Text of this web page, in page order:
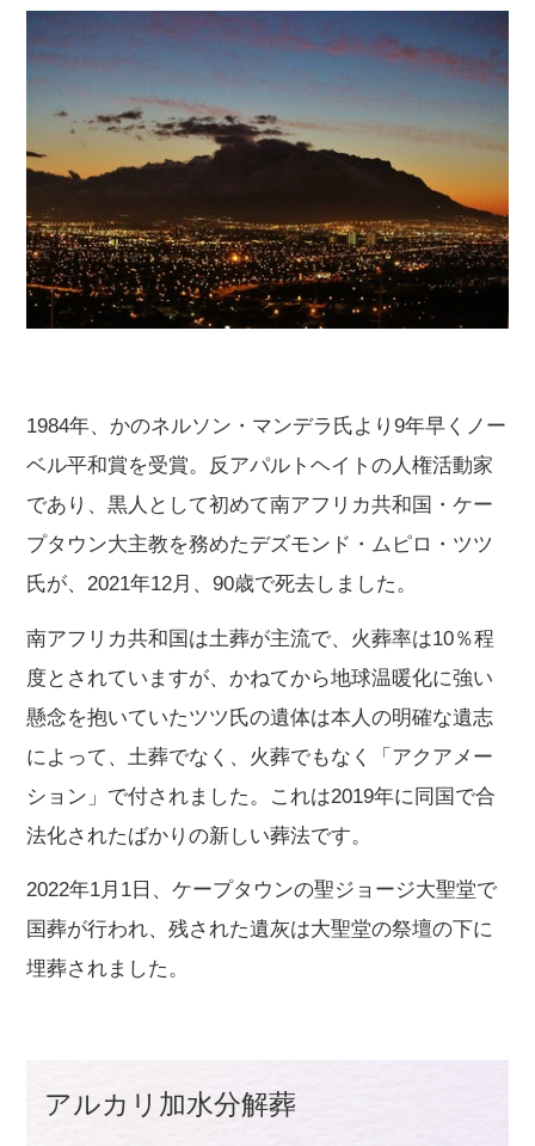
1984年、かのネルソン・マンデラ氏より9年早くノー
ベル平和賞を受賞。反アパルトヘイトの人権活動家
であり、黒人として初めて南アフリカ共和国・ケー
プタウン大主教を務めたデズモンド・ムピロ・ツツ
氏が、2021年12月、90歳で死去しました。
南アフリカ共和国は土葬が主流で、火葬率は10％程
度とされていますが、かねてから地球温暖化に強い
懸念を抱いていたツツ氏の遺体は本人の明確な遺志
によって、土葬でなく、火葬でもなく「アクアメー
ション」で付されました。これは2019年に同国で合
法化されたばかりの新しい葬法です。
2022年1月1日、ケープタウンの聖ジョージ大聖堂で
国葬が行われ、残された遺灰は大聖堂の祭壇の下に
埋葬されました。
アルカリ加水分解葬